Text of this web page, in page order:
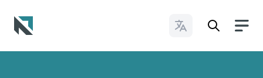
Cambiar idioma